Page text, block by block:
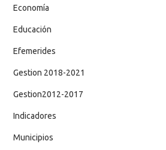
Economía
Educación
Efemerides
Gestion 2018-2021
Gestion2012-2017
Indicadores
Municipios